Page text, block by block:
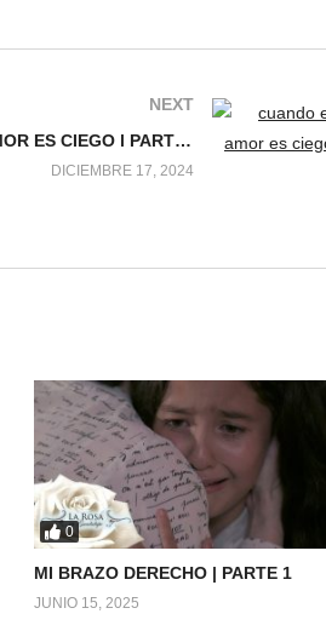
NEXT
CUANDO EL AMOR ES CIEGO l PARTE 2
DICIEMBRE 17, 2024
0
MI BRAZO DERECHO | PARTE 1
JUNIO 15, 2025